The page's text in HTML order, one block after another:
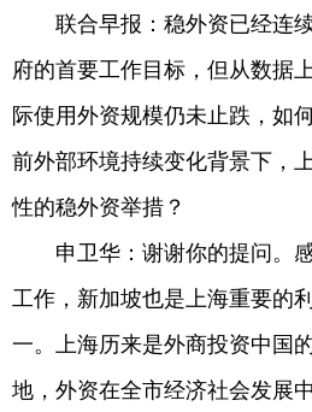
联合早报：稳外资已经连
府的首要工作目标，但从数据
际使用外资规模仍未止跌，如
前外部环境持续变化背景下，
性的稳外资举措？
申卫华：谢谢你的提问。
工作，新加坡也是上海重要的
一。上海历来是外商投资中国
地，外资在全市经济社会发展